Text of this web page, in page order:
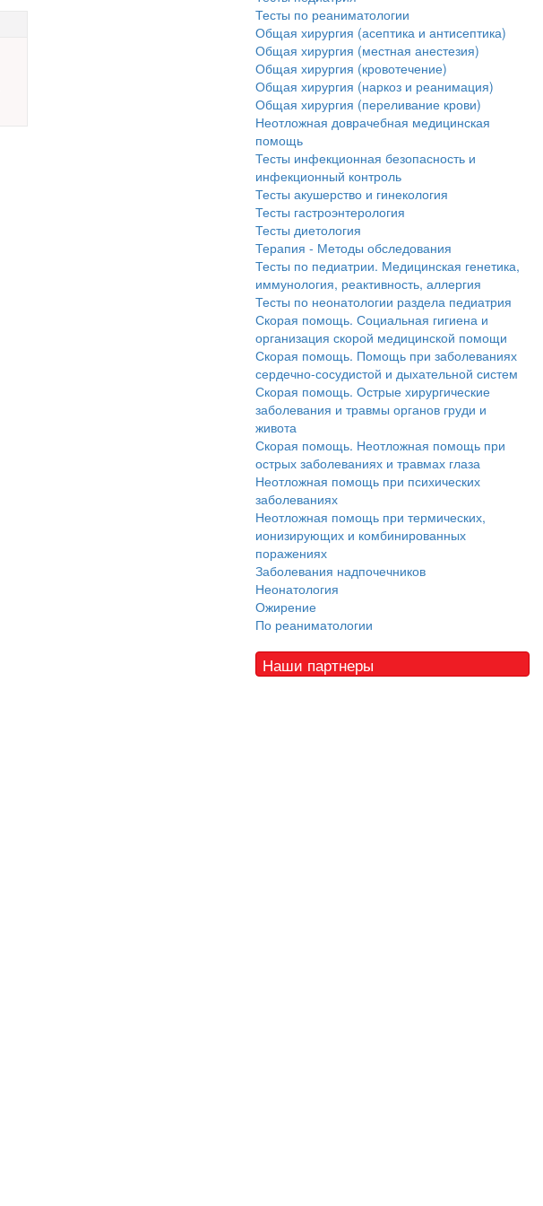
Тесты по реаниматологии
Общая хирургия (асептика и антисептика)
Общая хирургия (местная анестезия)
Общая хирургия (кровотечение)
Общая хирургия (наркоз и реанимация)
Общая хирургия (переливание крови)
Неотложная доврачебная медицинская
помощь
Тесты инфекционная безопасность и
инфекционный контроль
Тесты акушерство и гинекология
Тесты гастроэнтерология
Тесты диетология
Терапия - Методы обследования
Тесты по педиатрии. Медицинская генетика,
иммунология, реактивность, аллергия
Тесты по неонатологии раздела педиатрия
Скорая помощь. Социальная гигиена и
организация скорой медицинской помощи
Скорая помощь. Помощь при заболеваниях
сердечно-сосудистой и дыхательной систем
Скорая помощь. Острые хирургические
заболевания и травмы органов груди и
живота
Скорая помощь. Неотложная помощь при
острых заболеваниях и травмах глаза
Неотложная помощь при психических
заболеваниях
Неотложная помощь при термических,
ионизирующих и комбинированных
поражениях
Заболевания надпочечников
Неонатология
Ожирение
По реаниматологии
Наши партнеры